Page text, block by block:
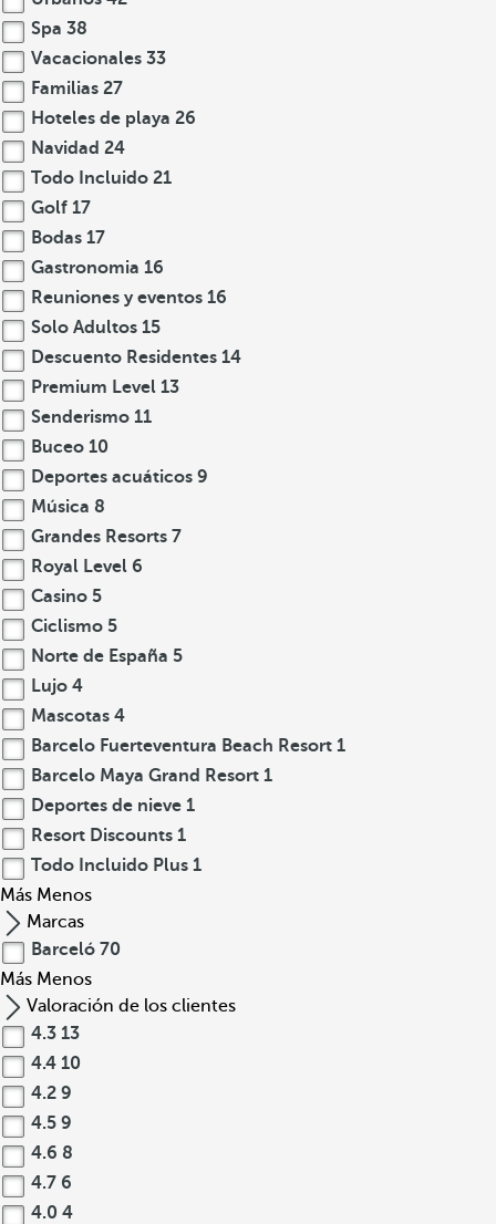
Spa 38
Vacacionales 33
Familias 27
Hoteles de playa 26
Navidad 24
Todo Incluido 21
Golf 17
Bodas 17
Gastronomia 16
Reuniones y eventos 16
Solo Adultos 15
Descuento Residentes 14
Premium Level 13
Senderismo 11
Buceo 10
Deportes acuáticos 9
Música 8
Grandes Resorts 7
Royal Level 6
Casino 5
Ciclismo 5
Norte de España 5
Lujo 4
Mascotas 4
Barcelo Fuerteventura Beach Resort 1
Barcelo Maya Grand Resort 1
Deportes de nieve 1
Resort Discounts 1
Todo Incluido Plus 1
Más Menos
Marcas
Barceló 70
Más Menos
Valoración de los clientes
4.3 13
4.4 10
4.2 9
4.5 9
4.6 8
4.7 6
4.0 4